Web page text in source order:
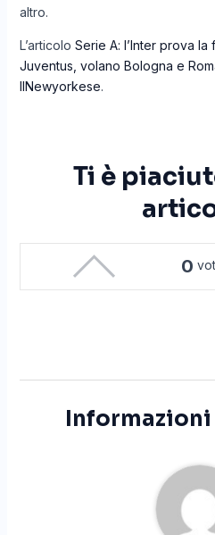
altro.
L’articolo Serie A: l’Inter prova
Juventus, volano Bologna e
IlNewyorkese.
Ti è
0